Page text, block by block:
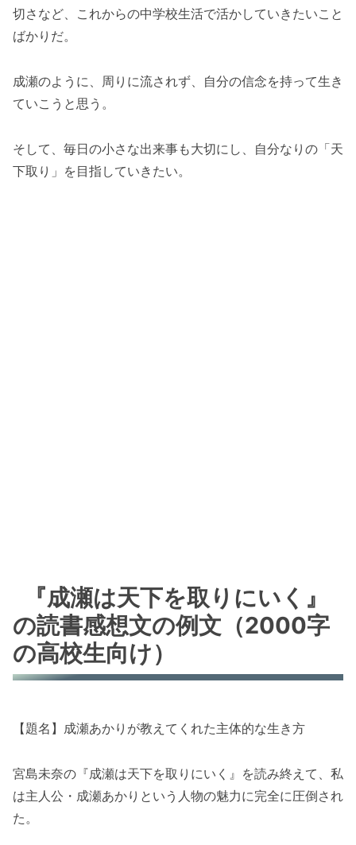
切さなど、これからの中学校生活で活かしていきたいこと
ばかりだ。
成瀬のように、周りに流されず、自分の信念を持って生き
ていこうと思う。
そして、毎日の小さな出来事も大切にし、自分なりの「天
下取り」を目指していきたい。
『成瀬は天下を取りにいく』
の読書感想文の例文（2000字
の高校生向け）
【題名】成瀬あかりが教えてくれた主体的な生き方
宮島未奈の『成瀬は天下を取りにいく』を読み終えて、私
は主人公・成瀬あかりという人物の魅力に完全に圧倒され
た。